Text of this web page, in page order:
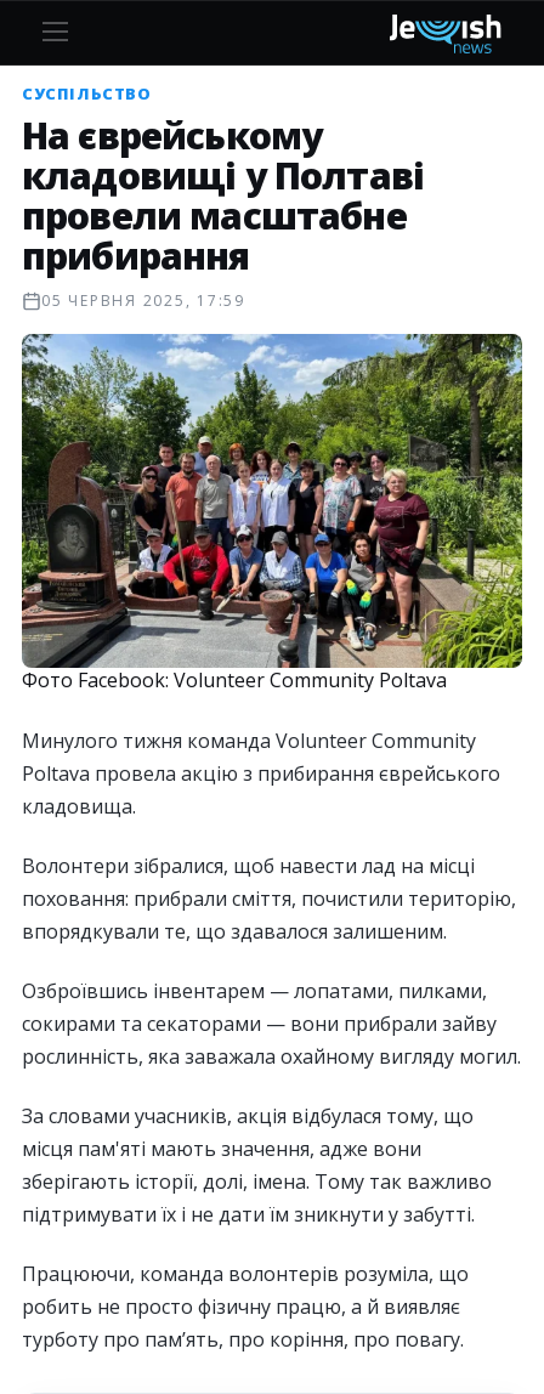
СУСПІЛЬСТВО
На єврейському
кладовищі у Полтаві
провели масштабне
прибирання
05 ЧЕРВНЯ 2025, 17:59
Фото Facebook: Volunteer Community Poltava
Минулого тижня команда Volunteer Community
Poltava провела акцію з прибирання єврейського
кладовища.
Волонтери зібралися, щоб навести лад на місці
поховання: прибрали сміття, почистили територію,
впорядкували те, що здавалося залишеним.
Озброївшись інвентарем — лопатами, пилками,
сокирами та секаторами — вони прибрали зайву
рослинність, яка заважала охайному вигляду могил.
За словами учасників, акція відбулася тому, що
місця пам'яті мають значення, адже вони
зберігають історії, долі, імена. Тому так важливо
підтримувати їх і не дати їм зникнути у забутті.
Працюючи, команда волонтерів розуміла, що
робить не просто фізичну працю, а й виявляє
турботу про пам’ять, про коріння, про повагу.